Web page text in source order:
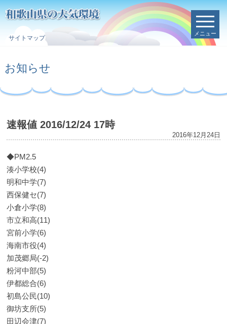
サイトマップ
メニュー
お知らせ
速報値 2016/12/24 17時
2016年12月24日
◆PM2.5
湊小学校(4)
明和中学(7)
西保健セ(7)
小倉小学(8)
市立和高(11)
宮前小学(6)
海南市役(4)
加茂郷局(-2)
粉河中部(5)
伊都総合(6)
初島公民(10)
御坊支所(5)
田辺会津(7)